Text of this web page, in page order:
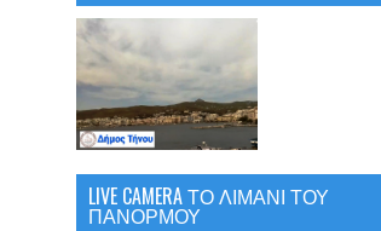
LIVE CAMERA ΤΟ ΛΙΜΑΝΙ ΤΟΥ
ΠΑΝΟΡΜΟΥ